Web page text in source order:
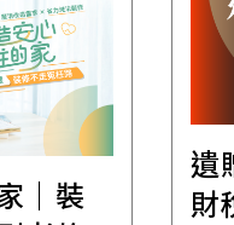
｜裝
遺
財